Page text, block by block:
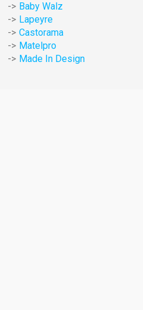
Baby Walz
Lapeyre
Castorama
Matelpro
Made In Design